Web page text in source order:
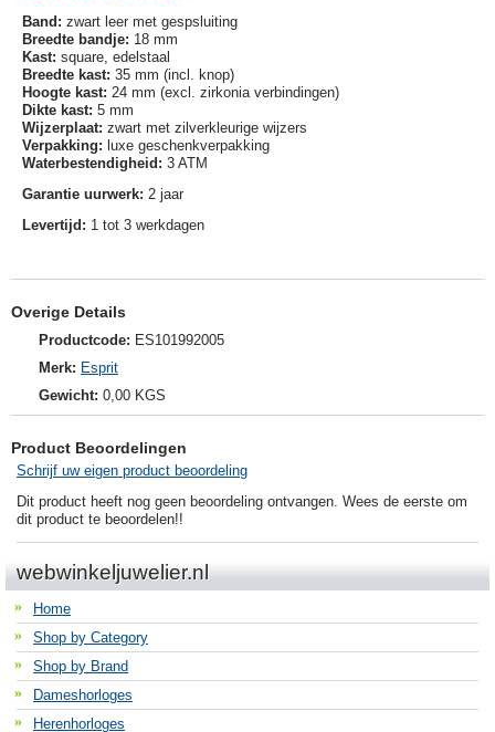
Band: zwart leer met gespsluiting
Breedte bandje: 18 mm
Kast: square, edelstaal
Breedte kast: 35 mm (incl. knop)
Hoogte kast: 24 mm (excl. zirkonia verbindingen)
Dikte kast: 5 mm
Wijzerplaat: zwart met zilverkleurige wijzers
Verpakking: luxe geschenkverpakking
Waterbestendigheid: 3 ATM
Garantie uurwerk: 2 jaar
Levertijd: 1 tot 3 werkdagen
Overige Details
Productcode: ES101992005
Merk: Esprit
Gewicht: 0,00 KGS
Product Beoordelingen
Schrijf uw eigen product beoordeling
Dit product heeft nog geen beoordeling ontvangen. Wees de eerste om
dit product te beoordelen!!
webwinkeljuwelier.nl
Home
Shop by Category
Shop by Brand
Dameshorloges
Herenhorloges